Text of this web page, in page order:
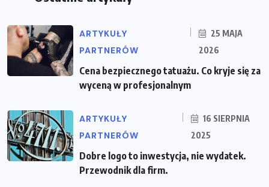
ARTYKUŁY
PARTNERÓW
25 MAJA
2026
Cena bezpiecznego tatuażu. Co kryje się za
wyceną w profesjonalnym
ARTYKUŁY
PARTNERÓW
16 SIERPNIA
2025
Dobre logo to inwestycja, nie wydatek.
Przewodnik dla firm.